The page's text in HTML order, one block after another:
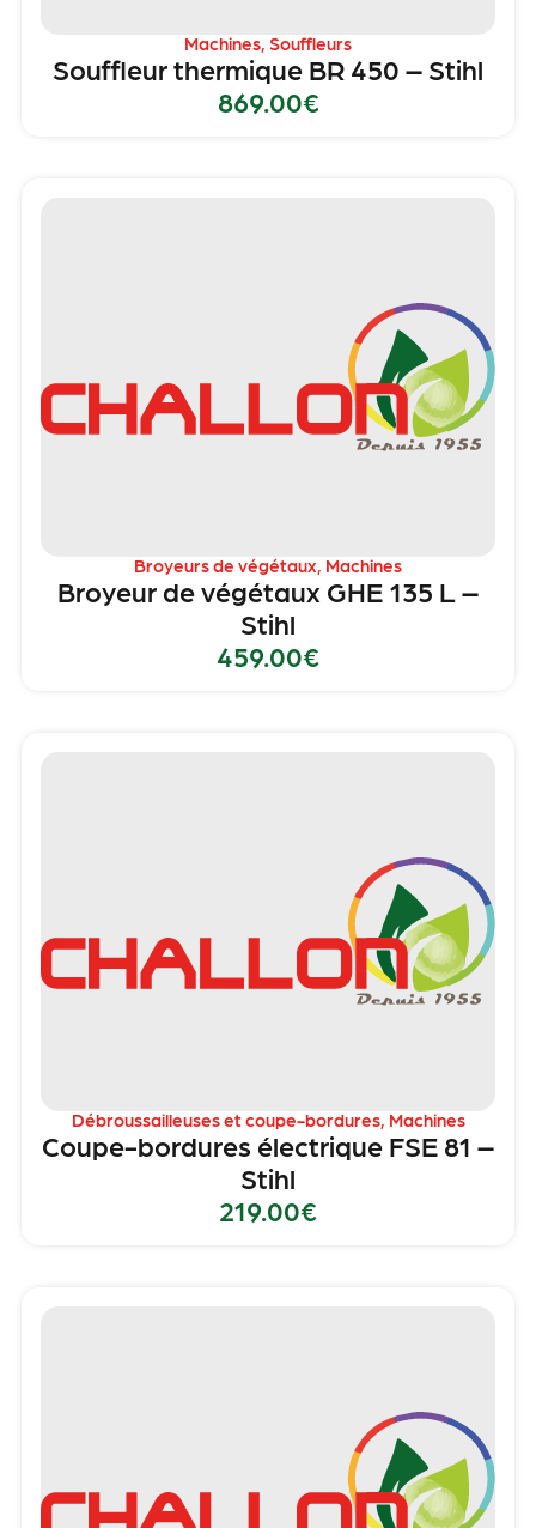
Machines, Souffleurs
Souffleur thermique BR 450 – Stihl
869.00€
Broyeurs de végétaux, Machines
Broyeur de végétaux GHE 135 L –
Stihl
459.00€
Débroussailleuses et coupe-bordures, Machines
Coupe-bordures électrique FSE 81 –
Stihl
219.00€